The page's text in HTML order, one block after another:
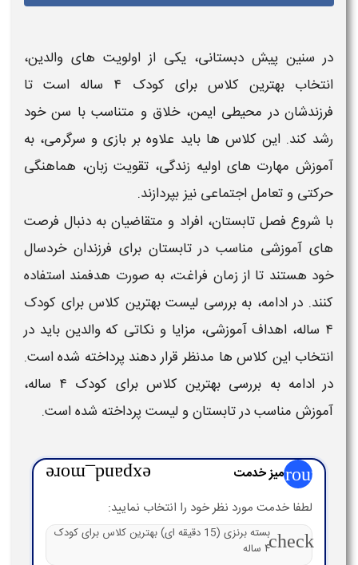
در سنین پیش دبستانی، یکی از اولویت های والدین،
انتخاببهترین کلاس برای کودک ۴ ساله
است تا
فرزندشان در محیطی ایمن، خلاق و متناسب با سن خود
رشد کند. این کلاس ها باید علاوه بر بازی و سرگرمی، به
آموزش مهارت های اولیه زندگی، تقویت زبان، هماهنگی
حرکتی و تعامل اجتماعی نیز بپردازند.
با شروع فصلتابستان، افراد و متقاضیان به دنبال فرصت
های آموزشی مناسب در تابستان برای فرزندان خردسال
خود هستند تا از زمان فراغت، به صورت هدفمند استفاده
کنند. در ادامه، به بررسی لیست بهترین کلاس برای کودک
۴ ساله
، اهدافآموزشی، مزایا و نکاتی که والدین باید در
انتخاب این کلاس ها مدنظر قرار دهند پرداخته شده است.
در ادامه به بررسی بهترین کلاس برای کودک ۴ ساله
،
آموزش مناسب در تابستانولیستپرداخته شده است.
groupمیز خدمت expand_more
لطفا خدمت مورد نظر خود را انتخاب نمایید:
check
بسته برنزی (15 دقیقه ای) بهترین کلاس برای کودک
۴ ساله